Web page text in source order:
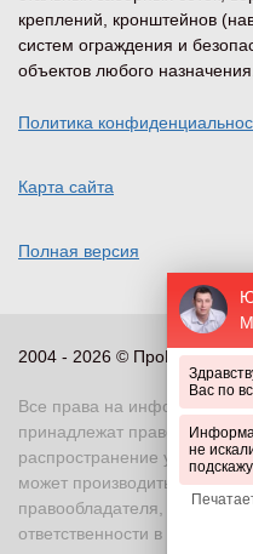
Вас по
не
креплений, кронштейнов
систем ограждения и
объектов любого
Политика
Карта сайта
Полная версия
2004 - 2026 ©
Все права на
принадлежат
распространение
может производиться
правообладателя, в
ответственности в